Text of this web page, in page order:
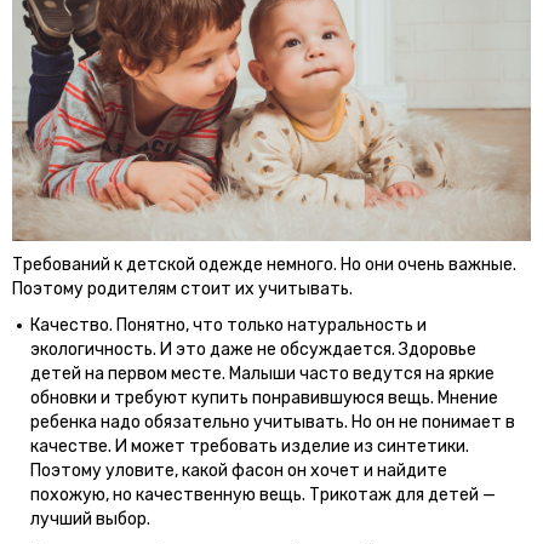
Требований к детской одежде немного. Но они очень важные.
Поэтому родителям стоит их учитывать.
Качество. Понятно, что только натуральность и
экологичность. И это даже не обсуждается. Здоровье
детей на первом месте. Малыши часто ведутся на яркие
обновки и требуют купить понравившуюся вещь. Мнение
ребенка надо обязательно учитывать. Но он не понимает в
качестве. И может требовать изделие из синтетики.
Поэтому уловите, какой фасон он хочет и найдите
похожую, но качественную вещь. Трикотаж для детей —
лучший выбор.